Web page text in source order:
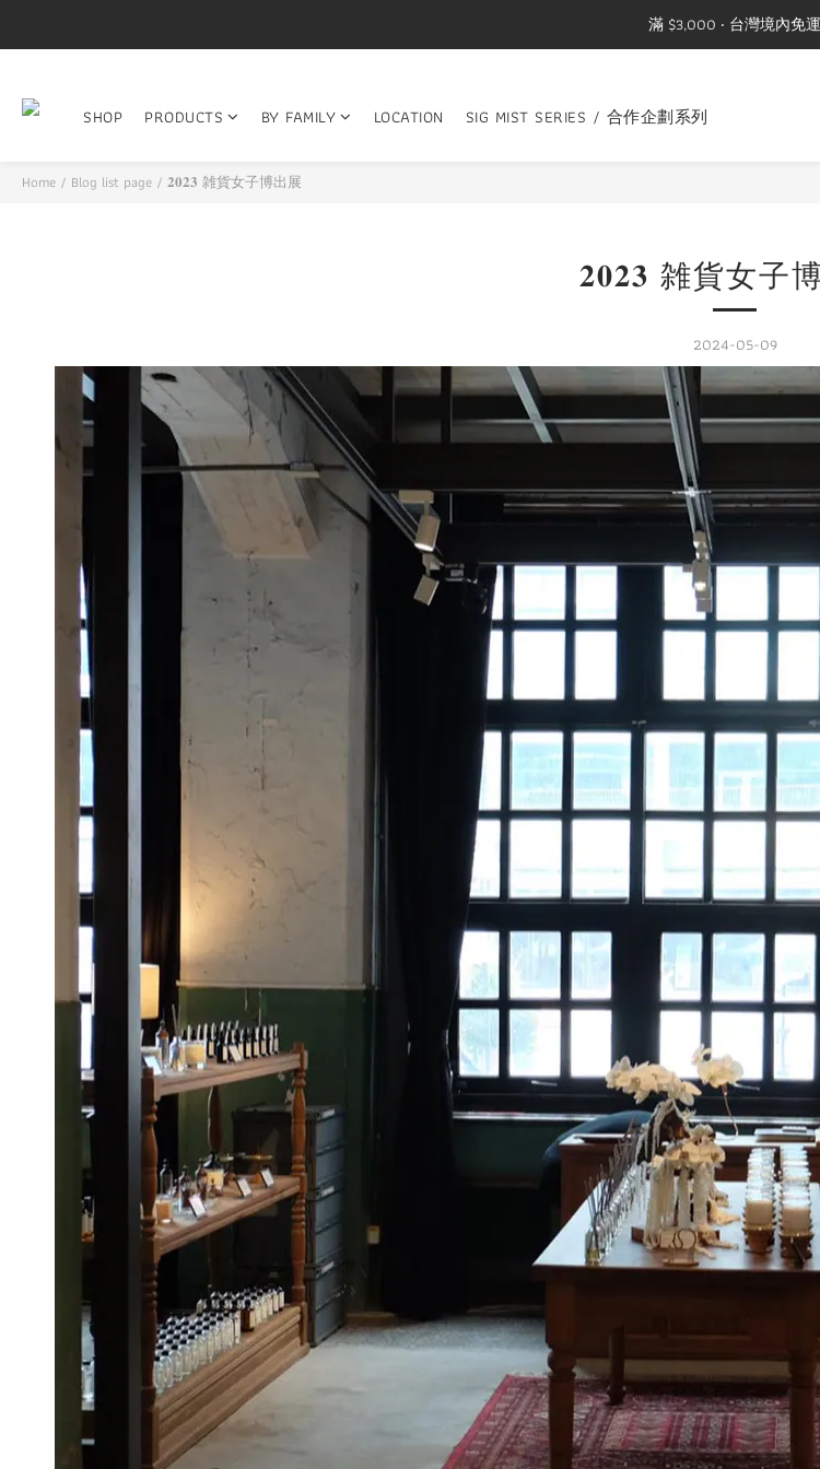
滿 $3,000 ‧ 台灣境內免運
SHOP PRODUCTS BY FAMILY LOCATION SIG MIST SERIES / 合作企劃系列
Home / Blog list page / 𝟐𝟎𝟐𝟑 雑貨女子博出展
𝟐𝟎𝟐𝟑 雑貨女子
2024-05-09